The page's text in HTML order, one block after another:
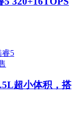
超小体积，搭